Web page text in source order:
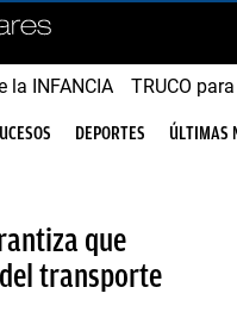
la INFANCIA TRUCO
DEPORTES ÚLTIMAS
que
transporte